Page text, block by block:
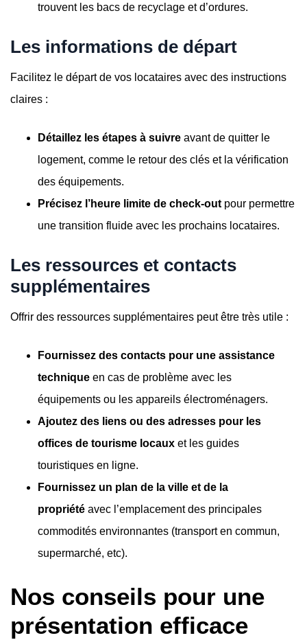
trouvent les bacs de recyclage et d’ordures.
Les informations de départ
Facilitez le départ de vos locataires avec des instructions
claires :
Détaillez les étapes à suivre avant de quitter le
logement, comme le retour des clés et la vérification
des équipements.
Précisez l’heure limite de check-out pour permettre
une transition fluide avec les prochains locataires.
Les ressources et contacts
supplémentaires
Offrir des ressources supplémentaires peut être très utile :
Fournissez des contacts pour une assistance
technique en cas de problème avec les
équipements ou les appareils électroménagers.
Ajoutez des liens ou des adresses pour les
offices de tourisme locaux et les guides
touristiques en ligne.
Fournissez un plan de la ville et de la
propriété avec l’emplacement des principales
commodités environnantes (transport en commun,
supermarché, etc).
Nos conseils pour une
présentation efficace